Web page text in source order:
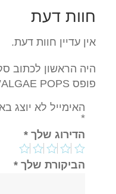
חוות דעת
אין עדיין חוות דעת.
היה הראשון לכתוב
פופס ALGAE POPS”
האימייל לא יוצג
*
הדירוג שלך *
הביקורת שלך *